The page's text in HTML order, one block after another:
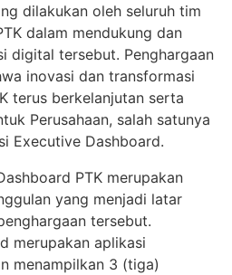
dilakukan oleh seluruh tim
dalam mendukung dan
digital tersebut. Penghargaan
inovasi dan transformasi
terus berkelanjutan serta
Perusahaan, salah satunya
Executive Dashboard.
PTK merupakan
yang menjadi latar
tersebut.
merupakan aplikasi
menampilkan 3 (tiga)